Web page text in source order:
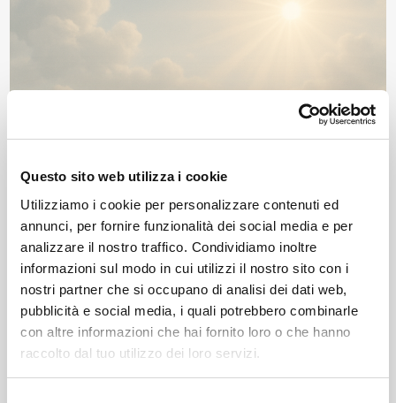
Questo sito web utilizza i cookie
Utilizziamo i cookie per personalizzare contenuti ed
annunci, per fornire funzionalità dei social media e per
analizzare il nostro traffico. Condividiamo inoltre
informazioni sul modo in cui utilizzi il nostro sito con i
nostri partner che si occupano di analisi dei dati web,
pubblicità e social media, i quali potrebbero combinarle
con altre informazioni che hai fornito loro o che hanno
raccolto dal tuo utilizzo dei loro servizi.
Leggi qui il necrologio: